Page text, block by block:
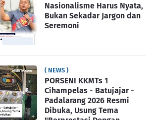
Nasionalisme Harus Nyata,
Bukan Sekadar Jargon dan
Seremoni
( NEWS )
PORSENI KKMTs 1
Cihampelas - Batujajar -
Padalarang 2026 Resmi
Dibuka, Usung Tema